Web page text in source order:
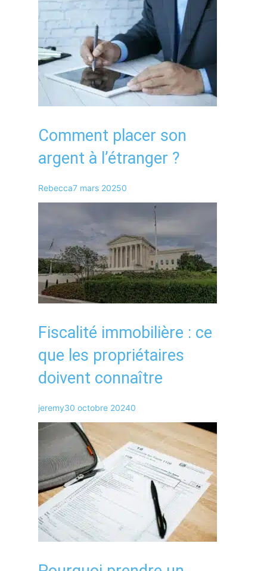
Comment placer son
argent à l’étranger ?
Rebecca7 mars 20250
Fiscalité immobilière : ce
que les propriétaires
doivent connaître
jeremy30 octobre 20240